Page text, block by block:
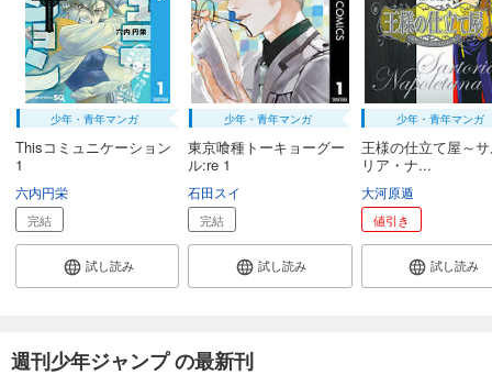
少年・青年マンガ
Thisコミュニケーション
1
六内円栄
完結
試し読み
少年・青年マンガ
東京喰種トーキョーグー
ル:re 1
石田スイ
完結
試し読み
少年・青年マンガ
王様の仕立て屋～
リア・ナ...
大河原遁
値引き
試し読み
週刊少年ジャンプ の最新刊